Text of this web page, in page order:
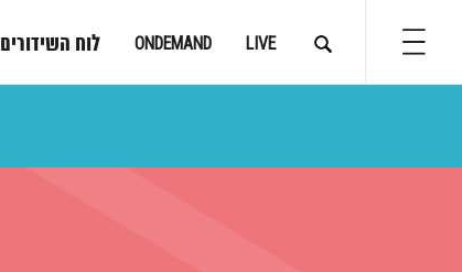
LIVE
ONDEMAND לוח השידורים